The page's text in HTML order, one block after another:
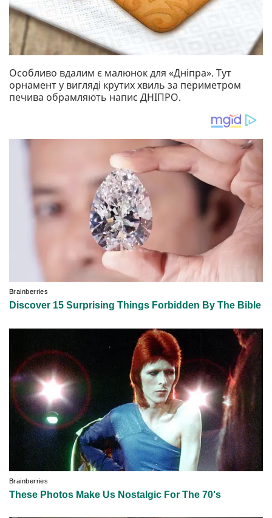
Особливо вдалим є малюнок для «Дніпра». Тут
орнамент у вигляді крутих хвиль за периметром
печива обрамляють напис ДНІПРО.